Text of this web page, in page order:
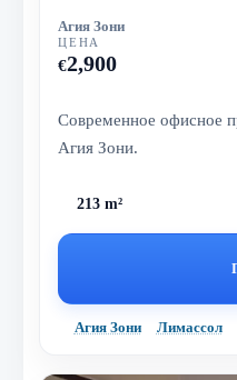
Агия Зони
ЦЕНА
€2,900
Современное офисное
Агия Зони.
213 m²
Агия Зони Лимассол